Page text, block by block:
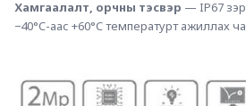
Хамгаалалт, орчны тэсвэр — IP67
−40°C-аас +60°C температурт ажиллах